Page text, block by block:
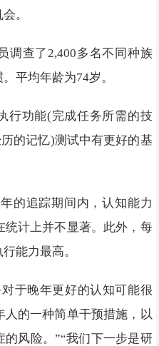
。
调查了2,400多名不同种族
平均年龄为74岁。
行功能(完成任务所需的技
的记忆)测试中有更好的基
的追踪期间内，认知能力
计上并不显著。此外，每
能力最高。
于晚年更好的认知可能很
的一种简单干预措施，以
风险。”“我们下一步是研